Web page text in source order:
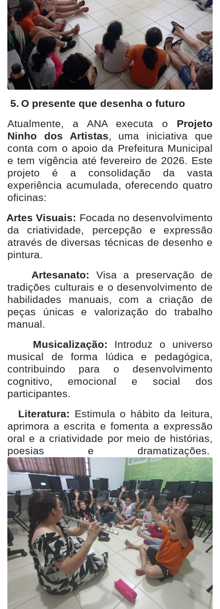
5. O presente que desenha o futuro
Atualmente, a ANA executa o Projeto
Ninho dos Artistas, uma iniciativa que
conta com o apoio da Prefeitura Municipal
e tem vigência até fevereiro de 2026. Este
projeto é a consolidação da vasta
experiência acumulada, oferecendo quatro
oficinas:
Artes Visuais: Focada no desenvolvimento
da criatividade, percepção e expressão
através de diversas técnicas de desenho e
pintura.
Artesanato: Visa a preservação de
tradições culturais e o desenvolvimento de
habilidades manuais, com a criação de
peças únicas e valorização do trabalho
manual.
Musicalização: Introduz o universo
musical de forma lúdica e pedagógica,
contribuindo para o desenvolvimento
cognitivo, emocional e social dos
participantes.
Literatura: Estimula o hábito da leitura,
aprimora a escrita e fomenta a expressão
oral e a criatividade por meio de histórias,
poesias e dramatizações.